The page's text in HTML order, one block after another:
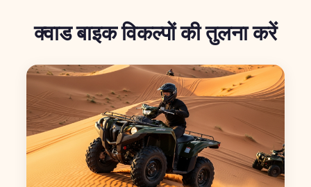
क्वाड बाइक विकल्पों की तुलना करें